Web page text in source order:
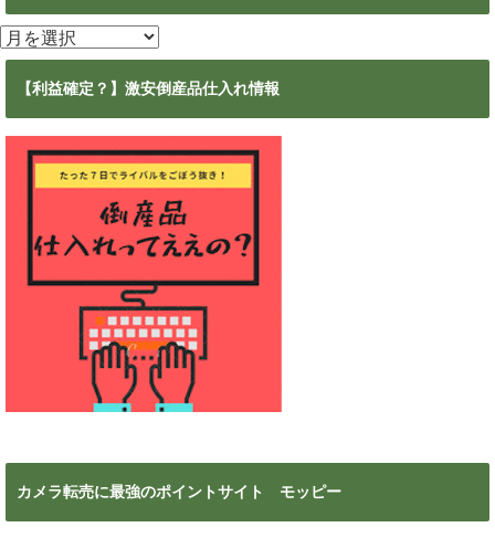
ア
ー
【利益確定？】激安倒産品仕入れ情報
カメラ転売に最強のポイントサイト モッピー